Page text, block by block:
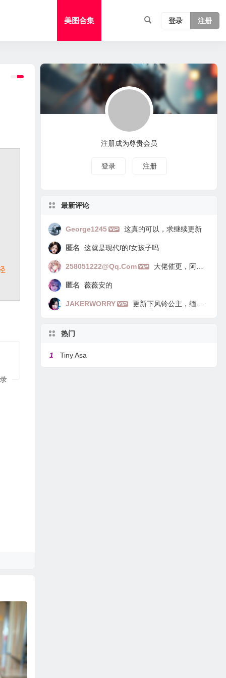
美图合集 登录 注册
注册成为尊贵会员
登录 注册
最新评论
George1245 这真的可以，求继续更新
匿名 这就是现代f的f女孩子吗
258051222@qq.com 大佬催更，阿里嘎多
匿名 薇薇安的
JAKERWORRY 更新下风铃公主，缅因猫
热门
1 Tiny Asa